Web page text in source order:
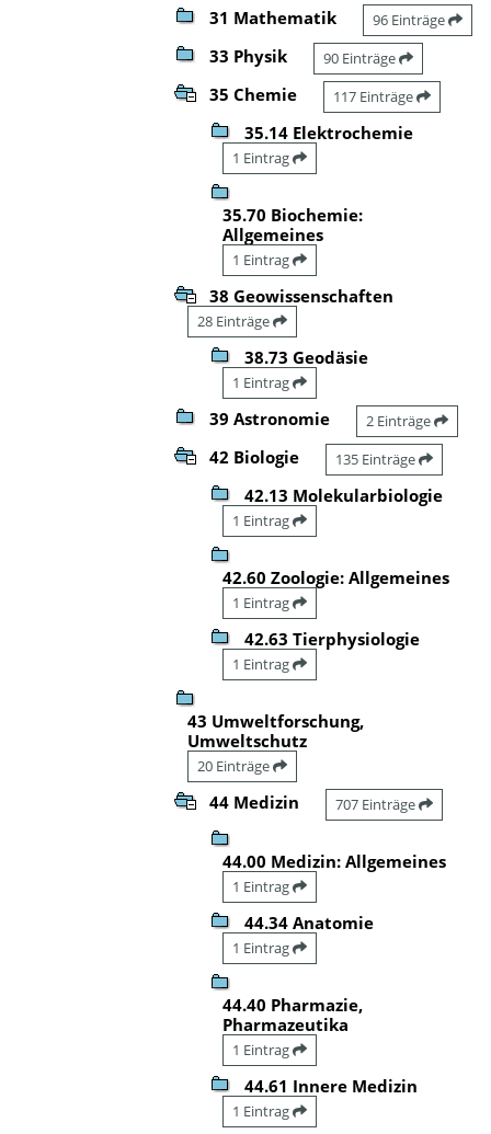
31 Mathematik 96 Einträge
33 Physik 90 Einträge
35 Chemie 117 Einträge
35.14 Elektrochemie
1 Eintrag
35.70 Biochemie:
Allgemeines
1 Eintrag
38 Geowissenschaften
28 Einträge
38.73 Geodäsie
1 Eintrag
39 Astronomie 2 Einträge
42 Biologie 135 Einträge
42.13 Molekularbiologie
1 Eintrag
42.60 Zoologie: Allgemeines
1 Eintrag
42.63 Tierphysiologie
1 Eintrag
43 Umweltforschung,
Umweltschutz
20 Einträge
44 Medizin 707 Einträge
44.00 Medizin: Allgemeines
1 Eintrag
44.34 Anatomie
1 Eintrag
44.40 Pharmazie,
Pharmazeutika
1 Eintrag
44.61 Innere Medizin
1 Eintrag